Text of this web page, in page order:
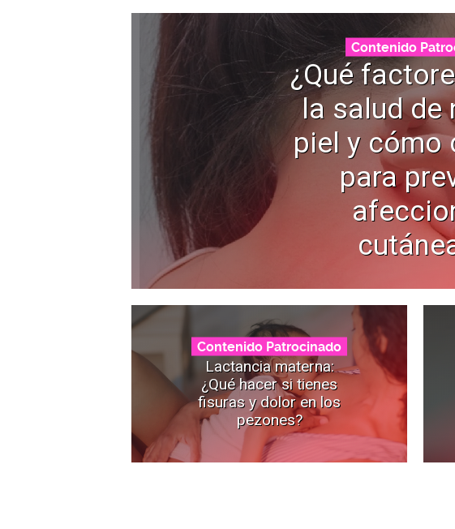
Contenido
¿Qué
la salud de
piel y cómo
para
Contenido Patrocinado
Lactancia materna:
¿Qué hacer si tienes
fisuras y dolor en los
pezones?